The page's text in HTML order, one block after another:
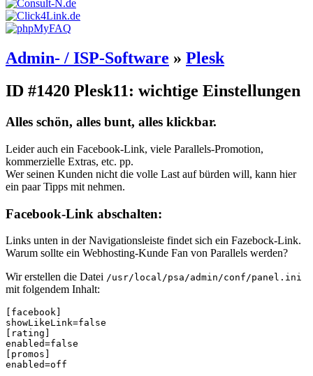
Admin- / ISP-Software » Plesk
ID #1420 Plesk11: wichtige Einstellungen
Alles schön, alles bunt, alles klickbar.
Leider auch ein Facebook-Link, viele Parallels-Promotion,
kommerzielle Extras, etc. pp.
Wer seinen Kunden nicht die volle Last auf bürden will, kann hier
ein paar Tipps mit nehmen.
Facebook-Link abschalten:
Links unten in der Navigationsleiste findet sich ein Fazebock-Link.
Warum sollte ein Webhosting-Kunde Fan von Parallels werden?
Wir erstellen die Datei /usr/local/psa/admin/conf/panel.ini
mit folgendem Inhalt:
[facebook]
showLikeLink=false
[rating]
enabled=false
[promos]
enabled=off